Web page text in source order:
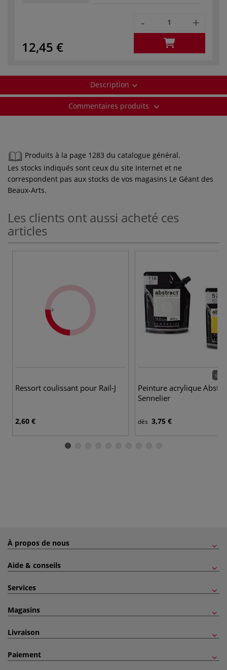
12,45 €
- +
Description
Commentaires produits
Produits à la page 1283 du catalogue général.
Les stocks indiqués sont ceux du site Internet et ne
correspondent pas aux stocks de vos magasins Le Géant des
Beaux-Arts.
Les clients ont aussi acheté ces
articles
Ressort coulissant pour Rail-J
2,60 €
60
Peinture acrylique
Sennelier
dès 3,75 €
À propos de nous
Aide & conseils
Services
Magasins
Livraison
Paiement